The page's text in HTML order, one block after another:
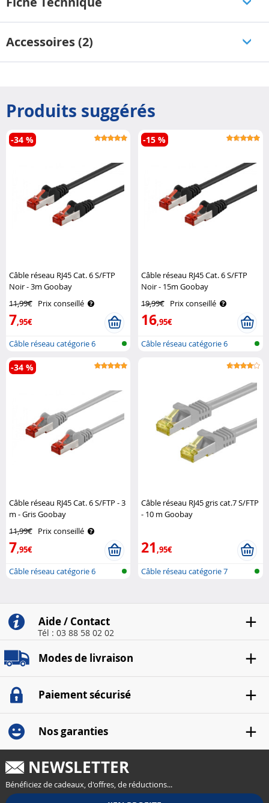
Accessoires (2)
Produits suggérés
Câble réseau RJ45 Cat. 6 S/FTP
Noir - 3m Goobay
11,99€ Prix conseillé
7,95€
-34 %
Câble réseau catégorie 6
Câble réseau RJ45 Cat. 6 S/FTP
Noir - 15m Goobay
19,99€ Prix conseillé
16,95€
-15 %
Câble réseau catégorie 6
Câble réseau RJ45 Cat. 6 S/FTP - 3
m - Gris Goobay
11,99€ Prix conseillé
7,95€
-34 %
Câble réseau catégorie 6
Câble réseau RJ45 gris cat.7 S/FTP
- 10 m Goobay
21,95€
Câble réseau catégorie 7
Aide / Contact
Tél : 03 88 58 02 02
Modes de livraison
Paiement sécurisé
Nos garanties
NEWSLETTER
Bénéficiez de cadeaux, d'offres, de réductions...